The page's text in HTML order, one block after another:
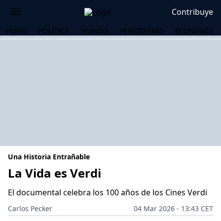
Contribuye
HOME POLÍTICA MUNDO PERIODISMO ECONOMÍA
Una Historia Entrañable
La Vida es Verdi
El documental celebra los 100 años de los Cines Verdi
Carlos Pecker
04 Mar 2026 - 13:43 CET